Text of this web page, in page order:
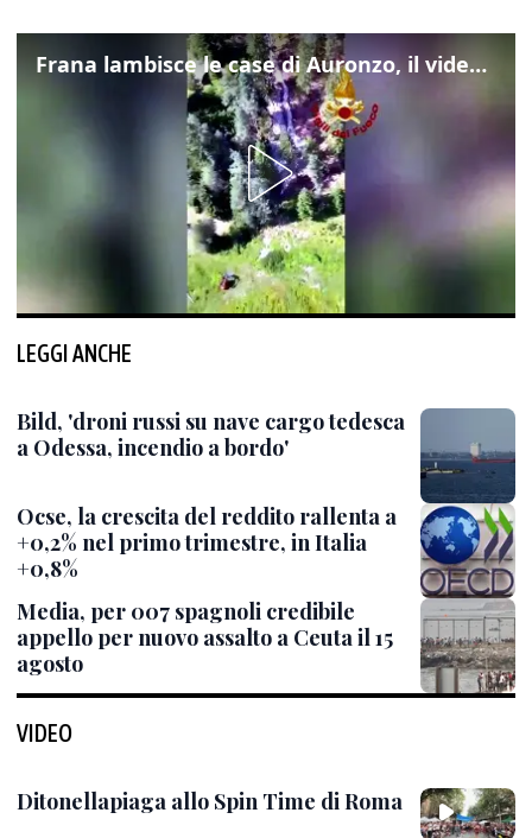
Frana lambisce le case di Auronzo, il video dall'elicottero dei vigili del fuoco
LEGGI ANCHE
Bild, 'droni russi su nave cargo tedesca
a Odessa, incendio a bordo'
Ocse, la crescita del reddito rallenta a
+0,2% nel primo trimestre, in Italia
+0,8%
Media, per 007 spagnoli credibile
appello per nuovo assalto a Ceuta il 15
agosto
VIDEO
Ditonellapiaga allo Spin Time di Roma